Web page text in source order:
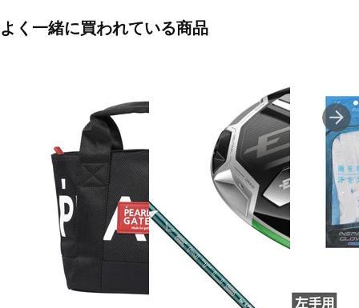
よく一緒に買われている商品